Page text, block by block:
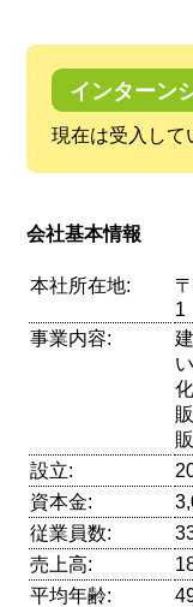
インターン
現在は受入して
会社基本情報
本社所在地:
1
事業内容:
設立:
資本金:
従業員数:
売上高:
平均年齢: